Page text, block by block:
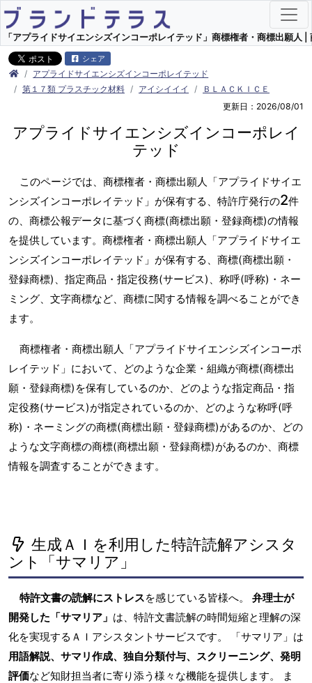
「アプライドサイエンシズインコーポレイテッド」商標権者・商標出願人
シェア
アプライドサイエンシズインコーポレイテッド
第１７類 プラスチック材料
アイシイイイ
ＢＬＡＣＫＩＣＥ
更新日：2026/08/01
アプライドサイエンシズインコーポレイ
テッド
このページでは、商標権者・商標出願人「アプライドサイエ
ンシズインコーポレイテッド」が保有する、特許庁発行の2件
の、商標公報データに基づく商標(商標出願・登録商標)の情報
を提供しています。商標権者・商標出願人「アプライドサイエ
ンシズインコーポレイテッド」が保有する、商標(商標出願・
登録商標)、指定商品・指定役務(サービス)、称呼(呼称)・ネー
ミング、文字商標など、商標に関する情報を調べることができ
ます。
商標権者・商標出願人「アプライドサイエンシズインコーポ
レイテッド」において、どのような企業・組織が商標(商標出
願・登録商標)を保有しているのか、どのような指定商品・指
定役務(サービス)が指定されているのか、どのような称呼(呼
称)・ネーミングの商標(商標出願・登録商標)があるのか、どの
ような文字商標の商標(商標出願・登録商標)があるのか、商標
情報を調査することができます。
生成ＡＩを利用した特許読解アシスタ
ント「サマリア」
特許文書の読解にストレスを感じている皆様へ。 弁理士が
開発した「サマリア」 は、特許文書読解の時間短縮と理解の深
化を実現するＡＩアシスタントサービスです。 「サマリア」は
用語解説、サマリ作成、独自分類付与、スクリーニング、発明
評価など知財担当者に寄り添う様々な機能を提供します。 ま